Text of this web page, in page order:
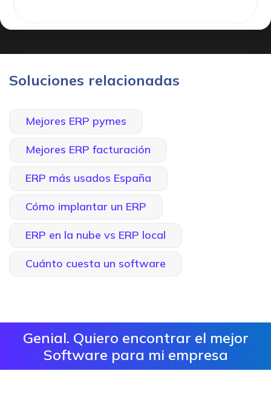
Soluciones relacionadas
Mejores ERP pymes
Mejores ERP facturación
ERP más usados España
Cómo implantar un ERP
ERP en la nube vs ERP local
Cuánto cuesta un software
Genial. Quiero encontrar el mejor
Software para mi empresa